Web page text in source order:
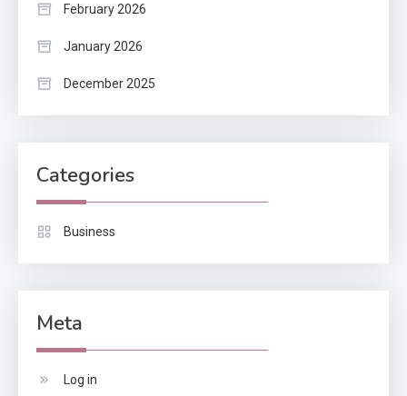
February 2026
January 2026
December 2025
Categories
Business
Meta
Log in